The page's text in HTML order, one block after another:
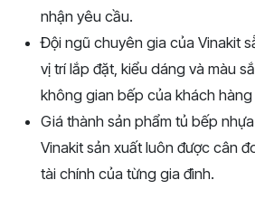
nhận yêu cầu.
Đội ngũ chuyên gia của Vinakit
vị trí lắp đặt, kiểu dáng và màu
không gian bếp của khách
Giá thành sản phẩm tủ bếp
Vinakit sản xuất luôn được cân
tài chính của từng gia đình.